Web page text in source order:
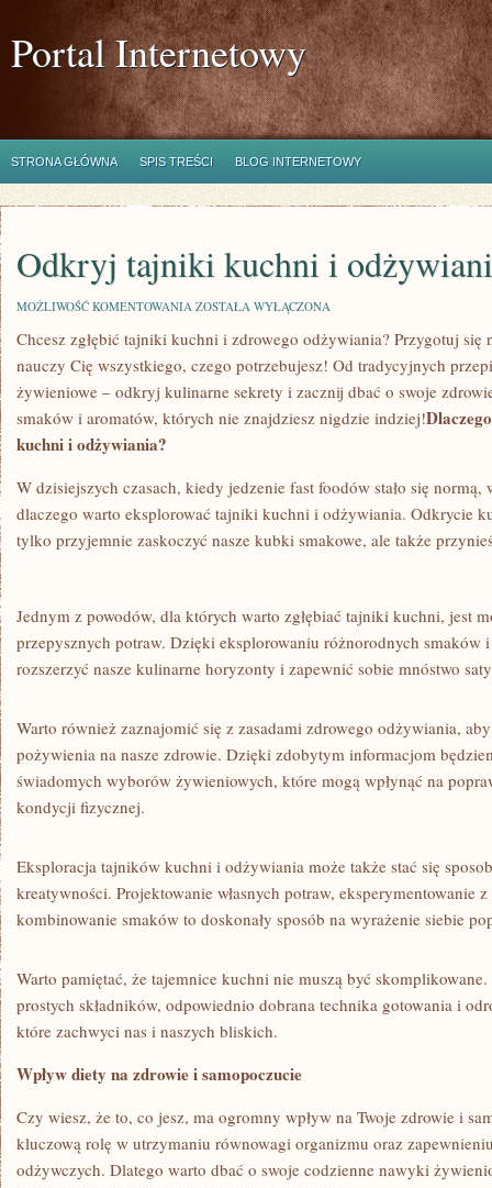
Portal Internetowy
STRONA GŁÓWNA SPIS TREŚCI BLOG INTERNETOWY
Odkryj tajniki kuchni i
MOŻLIWOŚĆ KOMENTOWANIA ODKRYJ
KUCHNI
ODŻYWIANIA!
ZOSTAŁA WYŁĄCZONA
Chcesz zgłębić tajniki ​kuchni i zdrowego ‍odżywiania? Przygotuj się⁣
nauczy Cię wszystkiego, czego potrzebujesz! Od⁤ tradycyjnych
‌żywieniowe​ – odkryj ‌kulinarne sekrety i‍ zacznij dbać o swoje
smaków i aromatów, których nie znajdziesz nigdzie indziej!
kuchni i odżywiania?
W dzisiejszych czasach, kiedy jedzenie fast⁣ foodów ⁢stało się normą,
dlaczego ‍warto eksplorować tajniki kuchni i odżywiania. Odkrycie
tylko przyjemnie‌ zaskoczyć nasze ​kubki smakowe,‍ ale także
Jednym z powodów, dla których warto ⁢zgłębiać tajniki kuchni,‌ jest
przepysznych potraw.‌ Dzięki eksplorowaniu różnorodnych smaków
rozszerzyć nasze⁢ kulinarne ⁤horyzonty i zapewnić sobie mnóstwo
Warto ⁣również zaznajomić ‌się ⁢z zasadami zdrowego odżywiania,
⁣pożywienia na nasze zdrowie. ⁣Dzięki zdobytym informacjom
świadomych wyborów ‍żywieniowych, które mogą wpłynąć na
kondycji ⁤fizycznej.
Eksploracja tajników kuchni i odżywiania może‍ także stać się
kreatywności.⁤ Projektowanie‍ własnych ‍potraw, eksperymentowanie
kombinowanie smaków to⁤ doskonały⁣ sposób​ na wyrażenie siebie
Warto ‌pamiętać, że tajemnice‍ kuchni⁤ nie muszą być
prostych ​składników, odpowiednio dobrana⁤ technika​ gotowania i
które zachwyci‌ nas i ⁤naszych bliskich.
Wpływ diety na zdrowie i samopoczucie
Czy wiesz, że to,⁢ co jesz, ma⁤ ogromny⁤ wpływ na Twoje ​zdrowie i
kluczową rolę ⁤w ‌utrzymaniu równowagi organizmu oraz
odżywczych. Dlatego warto dbać o swoje ‌codzienne nawyki